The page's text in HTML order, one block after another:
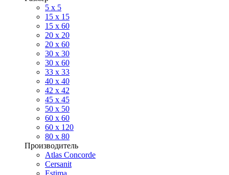
5 x 5
15 x 15
15 x 60
20 х 20
20 x 60
30 х 30
30 x 60
33 x 33
40 х 40
42 x 42
45 x 45
50 x 50
60 х 60
60 x 120
80 x 80
Производитель
Atlas Concorde
Cersanit
Estima